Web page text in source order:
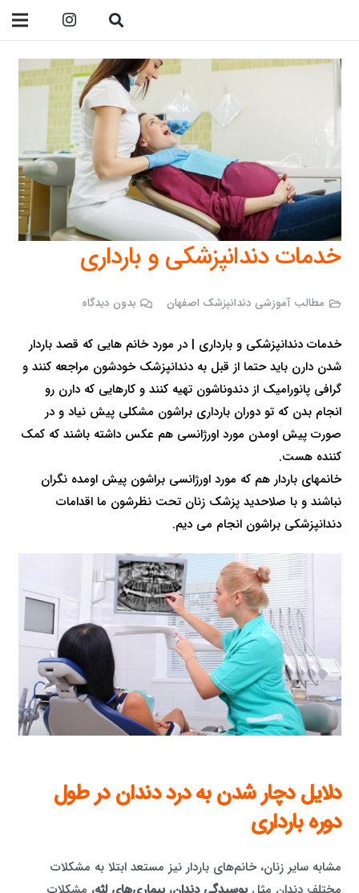
خدمات دندانپزشکی و بارداری
مطالب آموزشی دندانپزشک اصفهان بدون دیدگاه
خدمات دندانپزشکی و بارداری | در مورد خانم هایی که قصد باردار
شدن دارن باید حتما از قبل به دندانپزشک خودشون مراجعه کنند و
گرافی پانورامیک از دندوناشون تهیه کنند و کارهایی که دارن رو
انجام بدن که تو دوران بارداری براشون مشکلی پیش نیاد و در
صورت پیش اومدن مورد‌ اورژانسی هم عکس داشته باشند که کمک
کننده هست.
خانمهای باردار هم که مورد اورژانسی براشون پیش اومده نگران
نباشند و با صلاحدید پزشک زنان تحت نظرشون ما اقدامات
دندانپزشکی براشون انجام می دیم.
دلایل دچار شدن به درد دندان در طول
دوره بارداری
مشابه سایر زنان، خانم‌های باردار نیز مستعد ابتلا به مشکلات